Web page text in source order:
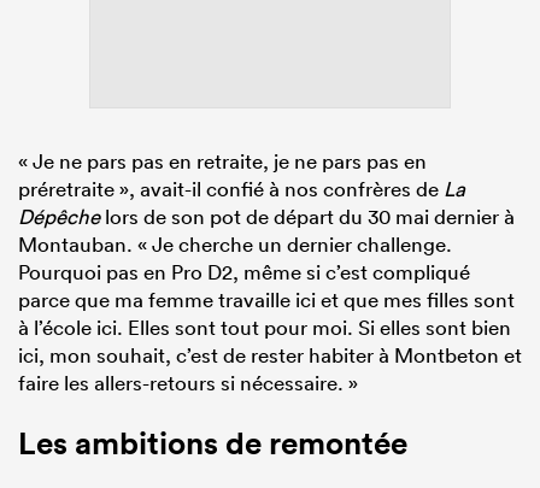
« Je ne pars pas en retraite, je ne pars pas en
préretraite », avait-il confié à nos confrères de La
Dépêchelors de son pot de départ du 30 mai dernier à
Montauban. « Je cherche un dernier challenge.
Pourquoi pas en Pro D2, même si c’est compliqué
parce que ma femme travaille ici et que mes filles sont
à l’école ici. Elles sont tout pour moi. Si elles sont bien
ici, mon souhait, c’est de rester habiter à Montbeton et
faire les allers-retours si nécessaire. »
Les ambitions de remontée